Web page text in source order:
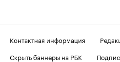
Контактная информация
Скрыть баннеры на РБК